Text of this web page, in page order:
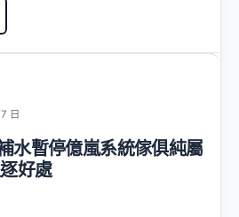
日
水暫停億嵐系統傢俱純屬
好處